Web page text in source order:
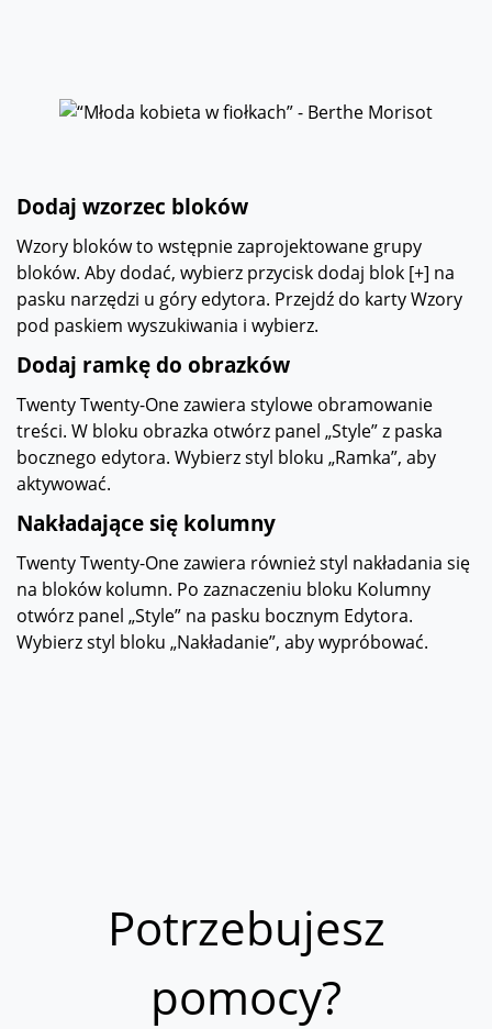
Dodaj wzorzec bloków
Wzory bloków to wstępnie zaprojektowane grupy
bloków. Aby dodać, wybierz przycisk dodaj blok [+] na
pasku narzędzi u góry edytora. Przejdź do karty Wzory
pod paskiem wyszukiwania i wybierz.
Dodaj ramkę do obrazków
Twenty Twenty-One zawiera stylowe obramowanie
treści. W bloku obrazka otwórz panel „Style” z paska
bocznego edytora. Wybierz styl bloku „Ramka”, aby
aktywować.
Nakładające się kolumny
Twenty Twenty-One zawiera również styl nakładania się
na bloków kolumn. Po zaznaczeniu bloku Kolumny
otwórz panel „Style” na pasku bocznym Edytora.
Wybierz styl bloku „Nakładanie”, aby wypróbować.
Potrzebujesz
pomocy?